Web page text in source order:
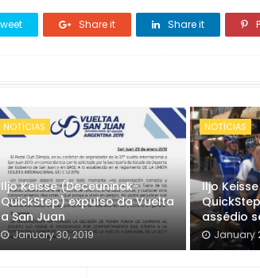
Share it Share it
NOTÍCIAS
Iljo Keisse (Deceuninck-
QuickStep) expulso da Vuelta
a San Juan
January 30, 2019
NOTÍCIAS
Iljo
assédio
January